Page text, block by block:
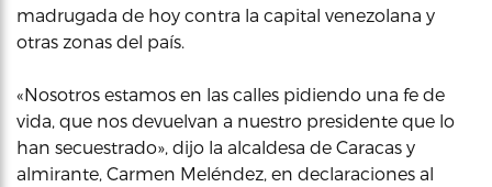
madrugada de hoy contra la capital venezolana y
otras zonas del país.
«Nosotros estamos en las calles pidiendo una fe de
vida, que nos devuelvan a nuestro presidente que lo
han secuestrado», dijo la alcaldesa de Caracas y
almirante, Carmen Meléndez, en declaraciones al